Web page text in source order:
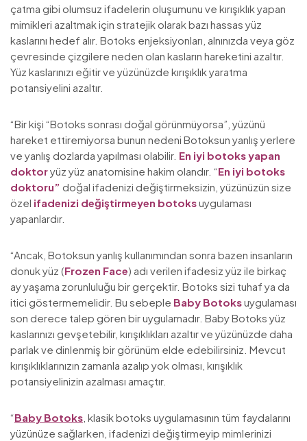
çatma gibi olumsuz ifadelerin oluşumunu ve kırışıklık yapan
mimikleri azaltmak için stratejik olarak bazı hassas yüz
kaslarını hedef alır. Botoks enjeksiyonları, alnınızda veya göz
çevresinde çizgilere neden olan kasların hareketini azaltır.
Yüz kaslarınızı eğitir ve yüzünüzde kırışıklık yaratma
potansiyelini azaltır.
“Bir kişi “Botoks sonrası doğal görünmüyorsa”, yüzünü
hareket ettiremiyorsa bunun nedeni Botoksun yanlış yerlere
ve yanlış dozlarda yapılması olabilir. En iyi botoks yapan
doktoryüz yüz anatomisine hakim olandır. “En iyi botoks
doktoru” doğal ifadenizi değiştirmeksizin, yüzünüzün size
özel ifadenizi değiştirmeyen botoksuygulaması
yapanlardır.
“Ancak, Botoksun yanlış kullanımından sonra bazen insanların
donuk yüz (Frozen Face) adı verilen ifadesiz yüz ile birkaç
ay yaşama zorunluluğu bir gerçektir. Botoks sizi tuhaf ya da
itici göstermemelidir. Bu sebeple Baby Botoksuygulaması
son derece talep gören bir uygulamadır. Baby Botoks yüz
kaslarınızı gevşetebilir, kırışıklıkları azaltır ve yüzünüzde daha
parlak ve dinlenmiş bir görünüm elde edebilirsiniz. Mevcut
kırışıklıklarınızın zamanla azalıp yok olması, kırışıklık
potansiyelinizin azalması amaçtır.
“Baby Botoks , klasik botoks uygulamasının tüm faydalarını
yüzünüze sağlarken, ifadenizi değiştirmeyip mimlerinizi